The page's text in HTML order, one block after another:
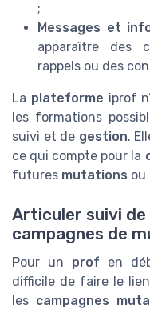
;
Messages et
apparaître des
rappels ou des
La plateforme iprof
les formations
suivi et de gestion.
ce qui compte pour la
futures mutations ou
Articuler suivi
campagnes de
Pour un prof en
difficile de faire le
les campagnes